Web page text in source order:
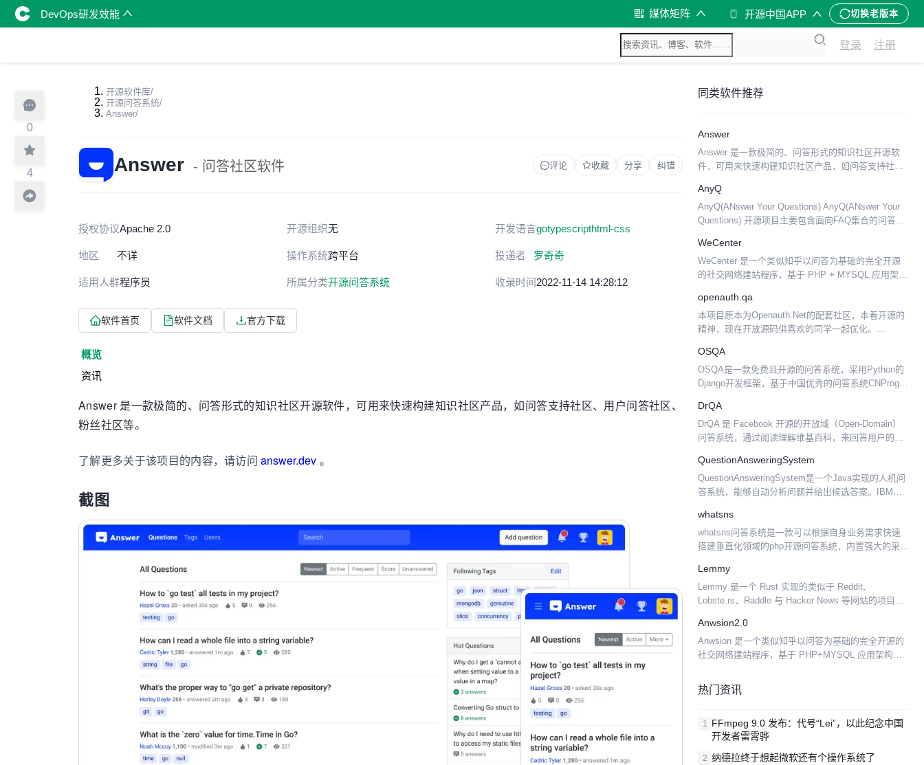
DevOps研发效能 媒体矩阵 开源中国APP 切换老版本
登录 注册
0
4
开源软件库/
开源问答系统/
Answer/
Answer - 问答社区软件 评论 收藏 分享 纠错
授权协议Apache 2.0 开源组织无 开发语言gotypescripthtml-css
地区 不详 操作系统跨平台 投递者 罗奇奇
适用人群程序员 所属分类开源问答系统 收录时间2022-11-14 14:28:12
软件首页 软件文档 官方下载
概览
资讯
Answer 是一款极简的、问答形式的知识社区开源软件，可用来快速构建知识社区产品，如问答支持社区、用户问答社区、
粉丝社区等。
了解更多关于该项目的内容，请访问 answer.dev 。
截图
同类软件推荐
Answer
Answer 是一款极简的、问答形式的知识社区开源软
件，可用来快速构建知识社区产品，如问答支持社
目的内容，请访问 answer.dev 。 截图 快速开...
AnyQ
AnyQ(ANswer Your Questions) AnyQ(ANswer Your
Questions) 开源项目主要包含面向FAQ集合的问答系
WeCenter
WeCenter 是一个类似知乎以问答为基础的完全开源
的社交网络建站程序，基于 PHP + MYSQL 应用架
帮助用户轻松搭建专业的知识库和在线...
openauth.qa
本项目原本为Openauth.Net的配套社区，本着开源的
精神，现在开放源码供喜欢的同学一起优化。
一个简洁实用的问答网...
OSQA
OSQA是一款免费且开源的问答系统，采用Python的
Django开发框架，基于中国优秀的问答系统CNProg，
http://stackoverflow.com。
DrQA
DrQA 是 Facebook 开源的开放域（Open-Domain）
问答系统，通过阅读理解维基百科，来回答用户的各
的任务。在这种情况下，我们要...
QuestionAnsweringSystem
QuestionAnsweringSystem是一个Java实现的人机问
答系统，能够自动分析问题并给出候选答案。IBM人
国热门的电视智力问答节...
whatsns
whatsns问答系统是一款可以根据自身业务需求快速
搭建垂直化领域的php开源问答系统，内置强大的采集
行为监控，短信注册和通知，伪静态URL自定义，熊
掌号...
Lemmy
Lemmy 是一个 Rust 实现的类似于 Reddit、
Lobste.rs、Raddle 与 Hacker News 等网站的项目，
点赞/点踩，并对它们...
Anwsion2.0
Anwsion 是一个类似知乎以问答为基础的完全开源的
社交网络建站程序，基于 PHP+MYSQL 应用架构，
用户轻松搭建专业的知识 库和在线问答...
热门资讯
1 FFmpeg 9.0 发布：代号“Lei”，以此纪念中国
开发者雷霄骅
2 纳德拉终于想起微软还有个操作系统了